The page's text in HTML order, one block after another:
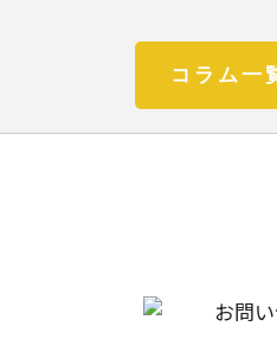
コラム一